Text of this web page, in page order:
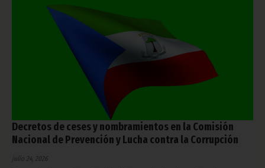
Decretos de ceses y nombramientos en la Comisión
Nacional de Prevención y Lucha contra la Corrupción
julio 24, 2026